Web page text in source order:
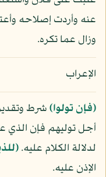
عنه وأردت إصلاحه
وزال عما تكره.
الإعراب
﴿فإن تولوا﴾شرط
أجل توليهم فإن الذي
لدلالة الكلام عليه.
الإذن عليه.